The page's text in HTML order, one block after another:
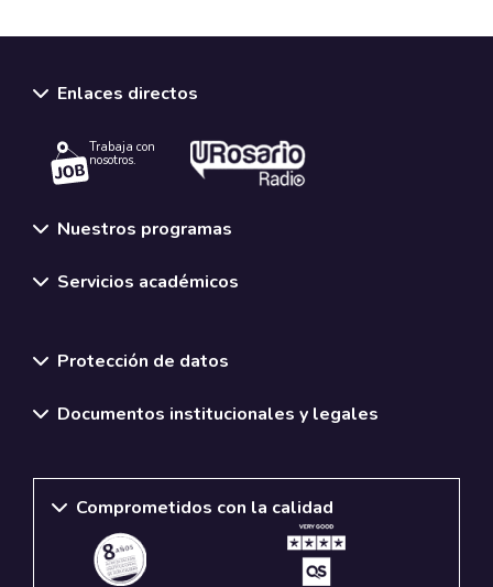
Enlaces directos
Trabaja con
nosotros.
Nuestros programas
Servicios académicos
Protección de datos
Documentos institucionales y legales
Comprometidos con la calidad